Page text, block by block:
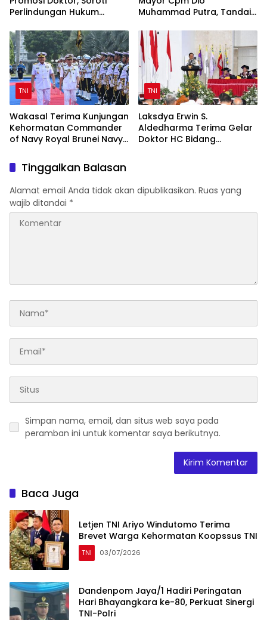
Perlindungan Hukum
Disabilitas
Muhammad Putra, Tandai
TNI
Wakasal Terima Kunjungan
Kehormatan Commander
of Navy Royal Brunei Navy
TNI
Laksdya Erwin S.
Aldedharma Terima Gelar
Doktor HC Bidang
Tinggalkan Balasan
Alamat email Anda tidak akan dipublikasikan. Ruas yang
wajib ditandai *
Simpan nama, email, dan situs web saya pada
peramban ini untuk komentar saya berikutnya.
Baca Juga
Letjen TNI Ariyo Windutomo Terima
Brevet Warga Kehormatan Koopssus TNI
TNI 03/07/2026
Dandenpom Jaya/1 Hadiri Peringatan
Hari Bhayangkara ke-80, Perkuat Sinergi
TNI-Polri